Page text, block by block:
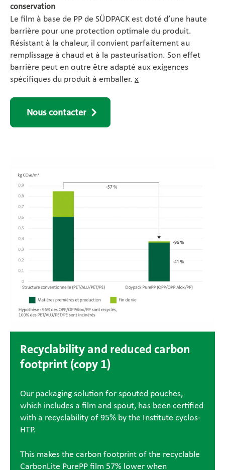
conservation
Le film à base de PP de SÜDPACK est doté d’une haute
barrière pour une protection optimale du produit.
Résistant à la chaleur, il convient parfaitement au
remplissage à chaud et à la pasteurisation. Son effet
barrière peut en outre être adapté aux exigences
spécifiques du produit à emballer. x
Nous contacter
Recyclability and reduced carbon
footprint (copy 1)
Our packaging solution for spouted pouches,
which includes a film and spout, has been certified
with a recyclability of 95% by the Institute cyclos-
HTP.
This makes the carbon footprint of the recyclable
CarbonLite PurePP film 57% lower when